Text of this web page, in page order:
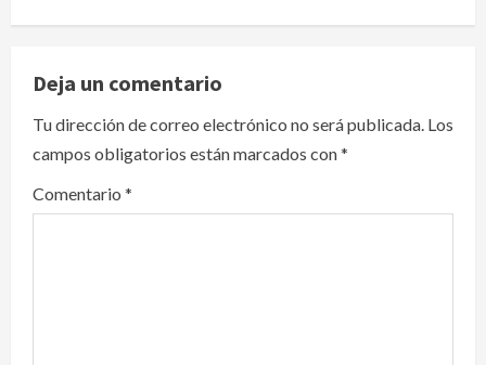
a
v
i
g
a
Deja un comentario
Tu dirección de correo electrónico no será publicada. Los
campos obligatorios están marcados con*
Comentario *